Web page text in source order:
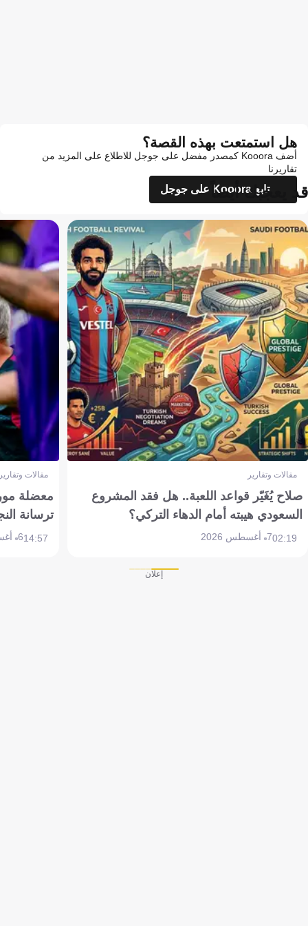
هل استمتعت بهذه القصة؟
أضف Kooora كمصدر مفضل على جوجل للاطلاع على المزيد من
تقاريرنا
تابع Kooora على جوجل
قد يعجبك أيضاً
مقالات وتقارير
صلاح يُغَيّر قواعد اللعبة.. هل فقد المشروع
السعودي هيبته أمام الدهاء التركي؟
02:197 أغسطس 2026
مقالات
معضلة
ترسانة
14:576 أغسطس 2026
إعلان